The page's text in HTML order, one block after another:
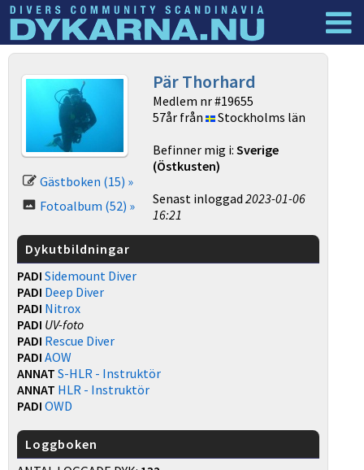
Dyknyheter Logga in
Gästboken (15) »
Fotoalbum (52) »
Pär Thorhard
Medlem nr #19655
57år från
Stockholms län
Befinner mig i:Sverige
(Östkusten)
Senast inloggad2023-01-06
16:21
Dykutbildningar
PADI Sidemount Diver
PADI Deep Diver
PADI Nitrox
PADI UV-foto
PADI Rescue Diver
PADI AOW
ANNAT S-HLR - Instruktör
ANNAT HLR - Instruktör
PADI OWD
Loggboken